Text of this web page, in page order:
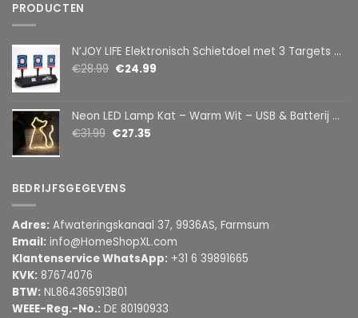
PRODUCTEN
N’JOY LIFE Elektronisch Schietdoel met 3 Targets – Automatische Reset – Digitaal Scorebord – voor Foam Darts
€28.99 €24.99
Neon LED Lamp Kat – Warm Wit – USB & Batterij – Decoratieve Tafellamp voor Kinderkamer – 28,5 x 24,5 cm
€31.99 €27.35
BEDRIJFSGEGEVENS
Adres: Afwateringskanaal 37, 9936AS, Farmsum
Email: info@HomeShopXL.com
Klantenservice WhatsApp: +31 6 39891665
KVK: 87674076
BTW: NL864365913B01
WEEE-Reg.-No.: DE 80190933